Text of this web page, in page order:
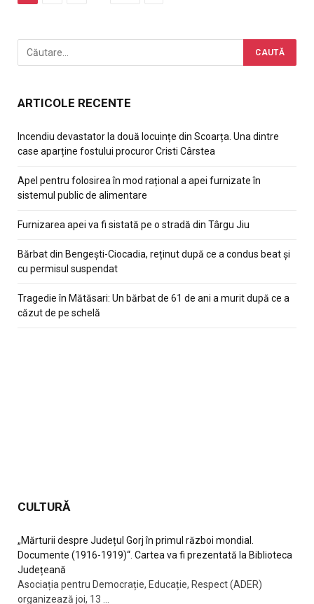
ARTICOLE RECENTE
Incendiu devastator la două locuințe din Scoarța. Una dintre
case aparține fostului procuror Cristi Cârstea
Apel pentru folosirea în mod rațional a apei furnizate în
sistemul public de alimentare
Furnizarea apei va fi sistată pe o stradă din Târgu Jiu
Bărbat din Bengești-Ciocadia, reținut după ce a condus beat și
cu permisul suspendat
Tragedie în Mătăsari: Un bărbat de 61 de ani a murit după ce a
căzut de pe schelă
CULTURĂ
„Mărturii despre Județul Gorj în primul război mondial.
Documente (1916-1919)“. Cartea va fi prezentată la Biblioteca
Județeană
Asociația pentru Democrație, Educație, Respect (ADER)
organizează joi, 13